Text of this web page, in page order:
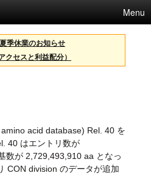
Menu
季休業のお知らせ
クセスと利益配分）
acid database) Rel. 40 を
40 はエントリ数が
数が 2,729,493,910 aa となっ
CON division のデータが追加